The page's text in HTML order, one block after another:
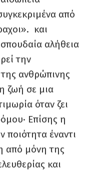
από
και
αλήθεια
την
ανθρώπινης
ζωή σε μια
όταν ζει
Επίσης η
ποιότητα έναντι
από μόνη της
και